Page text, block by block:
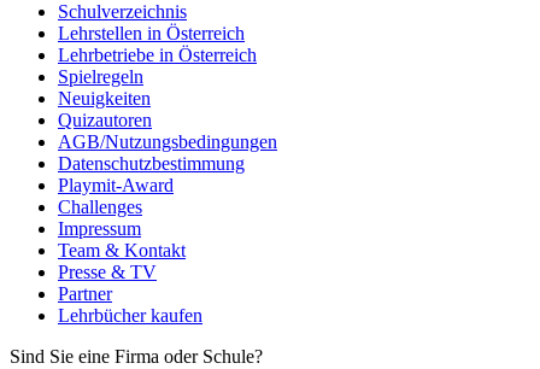
Schulverzeichnis
Lehrstellen in Österreich
Lehrbetriebe in Österreich
Spielregeln
Neuigkeiten
Quizautoren
AGB/Nutzungsbedingungen
Datenschutzbestimmung
Playmit-Award
Challenges
Impressum
Team & Kontakt
Presse & TV
Partner
Lehrbücher kaufen
Sind Sie eine Firma oder Schule?